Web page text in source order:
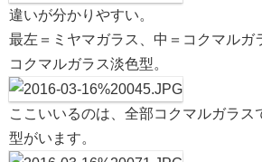
違いが分かりやすい。
最左＝ミヤマガラス、中＝コクマルガ
コクマルガラス淡色型。
ここいいるのは、全部コクマルガラス
型がいます。